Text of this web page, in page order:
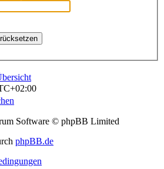
Software © phpBB Limited
phpBB.de